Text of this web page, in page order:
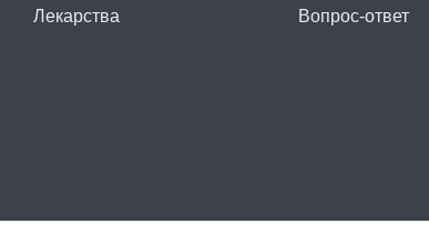
Лекарства
Вопрос-ответ